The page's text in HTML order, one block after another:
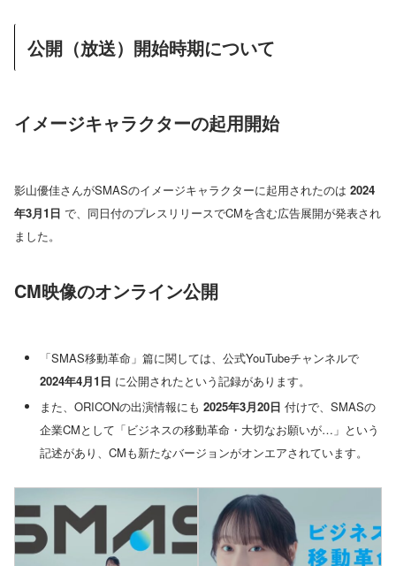
公開（放送）開始時期について
イメージキャラクターの起用開始
影山優佳さんがSMASのイメージキャラクターに起用されたのは 2024
年3月1日 で、同日付のプレスリリースでCMを含む広告展開が発表され
ました。
CM映像のオンライン公開
「SMAS移動革命」篇に関しては、公式YouTubeチャンネルで
2024年4月1日 に公開されたという記録があります。
また、ORICONの出演情報にも 2025年3月20日 付けで、SMASの
企業CMとして「ビジネスの移動革命・大切なお願いが…」という
記述があり、CMも新たなバージョンがオンエアされています。